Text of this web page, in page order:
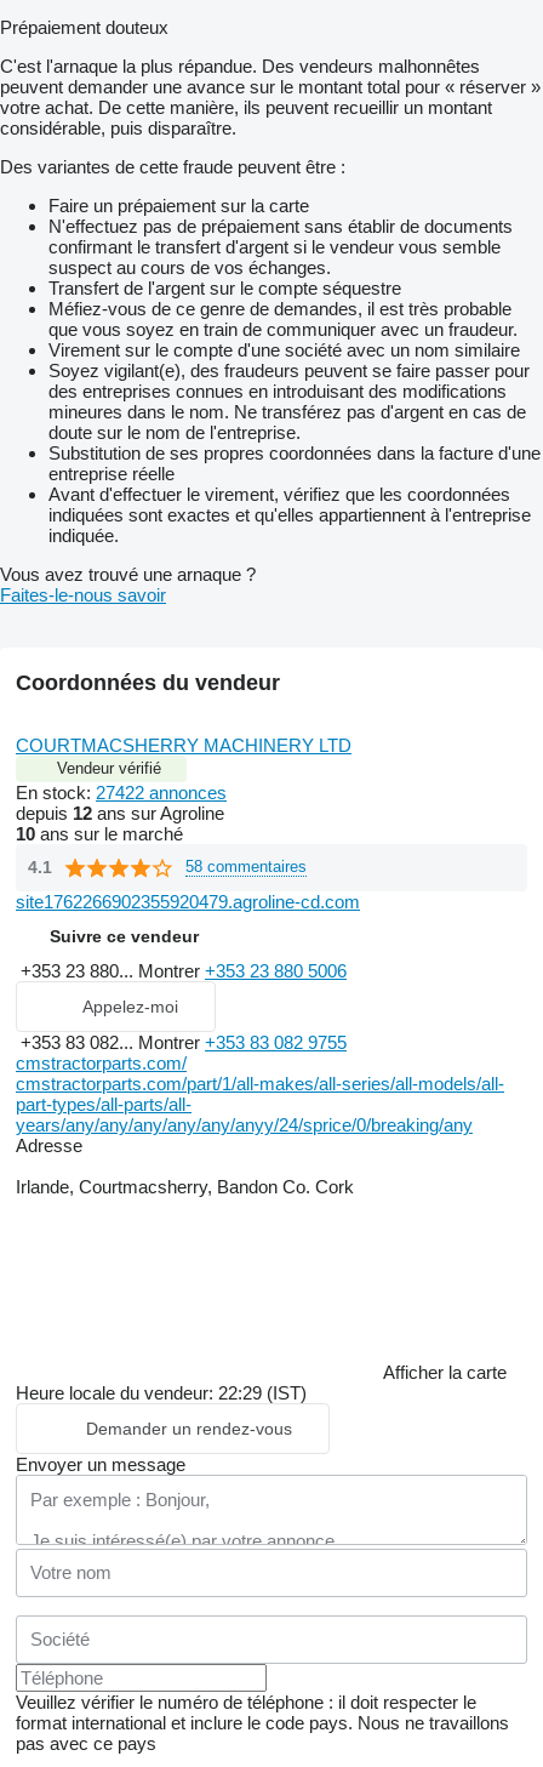
Prépaiement douteux
C'est l'arnaque la plus répandue. Des vendeurs malhonnêtes
peuvent demander une avance sur le montant total pour « réserver »
votre achat. De cette manière, ils peuvent recueillir un montant
considérable, puis disparaître.
Des variantes de cette fraude peuvent être :
Faire un prépaiement sur la carte
N'effectuez pas de prépaiement sans établir de documents
confirmant le transfert d'argent si le vendeur vous semble
suspect au cours de vos échanges.
Transfert de l'argent sur le compte séquestre
Méfiez-vous de ce genre de demandes, il est très probable
que vous soyez en train de communiquer avec un fraudeur.
Virement sur le compte d'une société avec un nom similaire
Soyez vigilant(e), des fraudeurs peuvent se faire passer pour
des entreprises connues en introduisant des modifications
mineures dans le nom. Ne transférez pas d'argent en cas de
doute sur le nom de l'entreprise.
Substitution de ses propres coordonnées dans la facture d'une
entreprise réelle
Avant d'effectuer le virement, vérifiez que les coordonnées
indiquées sont exactes et qu'elles appartiennent à l'entreprise
indiquée.
Vous avez trouvé une arnaque ?
Faites-le-nous savoir
Coordonnées du vendeur
COURTMACSHERRY MACHINERY LTD
Vendeur vérifié
En stock: 27422 annonces
depuis 12 ans sur Agroline
10 ans sur le marché
4.1 58 commentaires
site1762266902355920479.agroline-cd.com
Suivre ce vendeur
+353 23 880... Montrer +353 23 880 5006
Appelez-moi
+353 83 082... Montrer +353 83 082 9755
cmstractorparts.com/
cmstractorparts.com/part/1/all-makes/all-series/all-models/all-
part-types/all-parts/all-
years/any/any/any/any/any/anyy/24/sprice/0/breaking/any
Adresse
Irlande, Courtmacsherry, Bandon Co. Cork
Afficher la carte
Heure locale du vendeur: 22:29 (IST)
Demander un rendez-vous
Envoyer un message
Veuillez vérifier le numéro de téléphone : il doit respecter le
format international et inclure le code pays. Nous ne travaillons
pas avec ce pays